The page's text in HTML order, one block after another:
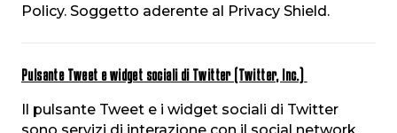
Policy. Soggetto aderente al Privacy Shield.
Pulsante Tweet e widget sociali di Twitter (Twitter, Inc.)
Il pulsante Tweet e i widget sociali di Twitter